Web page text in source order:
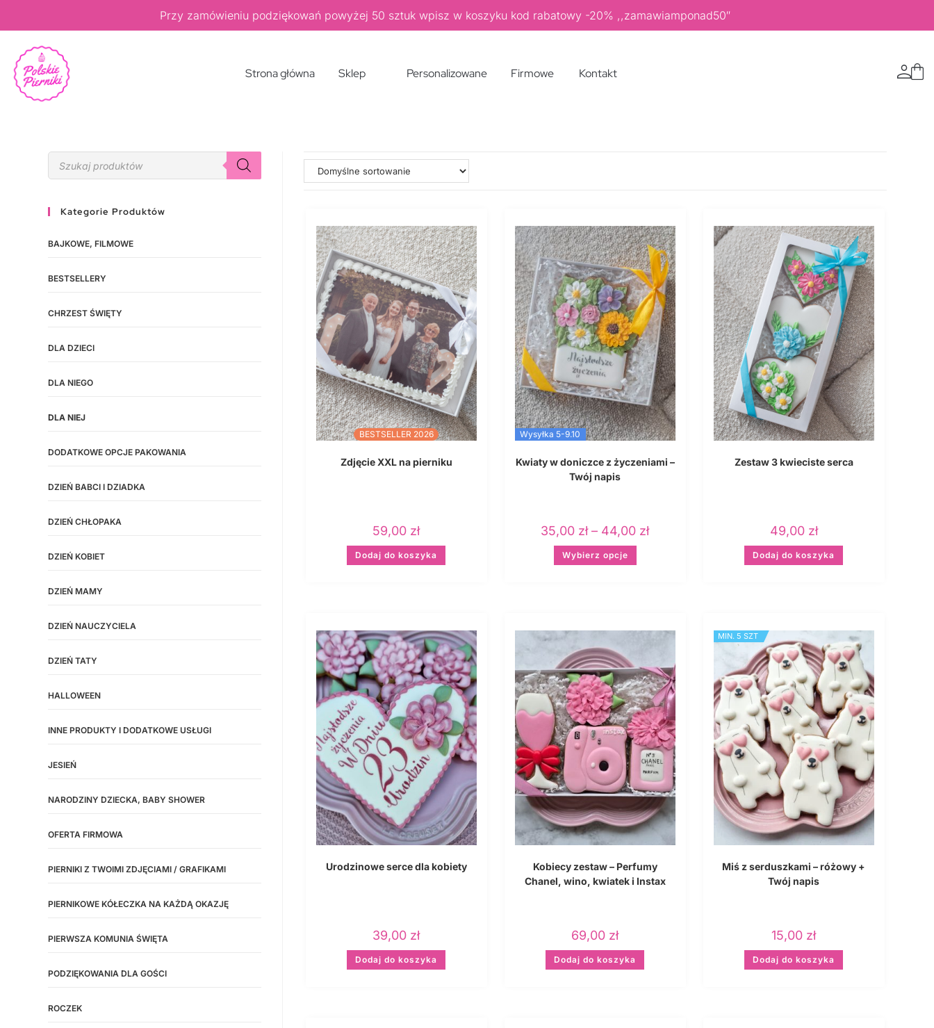
Przy zamówieniu podziękowań powyżej 50 sztuk wpisz w koszyku kod rabatowy -20% ,,zamawiamponad50″
Strona główna Sklep Personalizowane Firmowe Kontakt
Kategorie Produktów
BAJKOWE, FILMOWE
BESTSELLERY
CHRZEST ŚWIĘTY
DLA DZIECI
DLA NIEGO
DLA NIEJ
DODATKOWE OPCJE PAKOWANIA
DZIEŃ BABCI I DZIADKA
DZIEŃ CHŁOPAKA
DZIEŃ KOBIET
DZIEŃ MAMY
DZIEŃ NAUCZYCIELA
DZIEŃ TATY
HALLOWEEN
INNE PRODUKTY I DODATKOWE USŁUGI
JESIEŃ
NARODZINY DZIECKA, BABY SHOWER
OFERTA FIRMOWA
PIERNIKI Z TWOIMI ZDJĘCIAMI / GRAFIKAMI
PIERNIKOWE KÓŁECZKA NA KAŻDĄ OKAZJĘ
PIERWSZA KOMUNIA ŚWIĘTA
PODZIĘKOWANIA DLA GOŚCI
ROCZEK
BESTSELLER 2026
Zdjęcie XXL na pierniku
59,00 zł
Dodaj do koszyka
Wysyłka 5-9.10
Kwiaty w doniczce z życzeniami –
Twój napis
35,00 zł – 44,00 zł
Wybierz opcje
Zestaw 3 kwieciste serca
49,00 zł
Dodaj do koszyka
Urodzinowe serce dla kobiety
39,00 zł
Dodaj do koszyka
Kobiecy zestaw – Perfumy
Chanel, wino, kwiatek i Instax
69,00 zł
Dodaj do koszyka
MIN. 5 SZT
Miś z serduszkami – różowy +
Twój napis
15,00 zł
Dodaj do koszyka